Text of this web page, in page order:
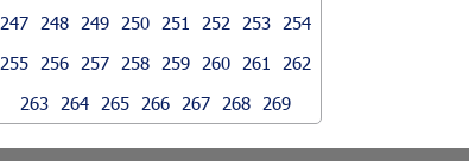
247
248 249 250 251 252 253
254
255
256 257 258 259 260 261
262
263
264 265 266 267 268 269